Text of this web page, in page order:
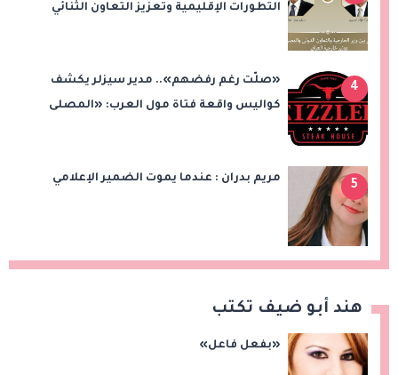
التطورات الإقليمية وتعزيز التعاون الثنائي
4
«صلّت رغم رفضهم».. مدير سيزلر يكشف
كواليس واقعة فتاة مول العرب: «المصلى
5
مريم بدران : عندما يموت الضمير الإعلامي
هند أبو ضيف تكتب
«بفعل فاعل»